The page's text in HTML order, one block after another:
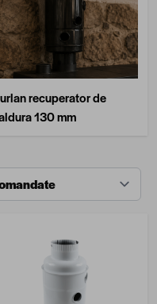
recuperator de
130 mm